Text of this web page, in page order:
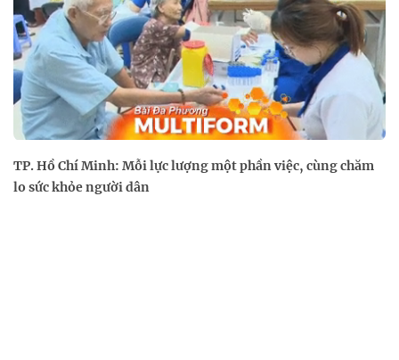
TP. Hồ Chí Minh: Mỗi lực lượng một phần việc, cùng chăm
lo sức khỏe người dân